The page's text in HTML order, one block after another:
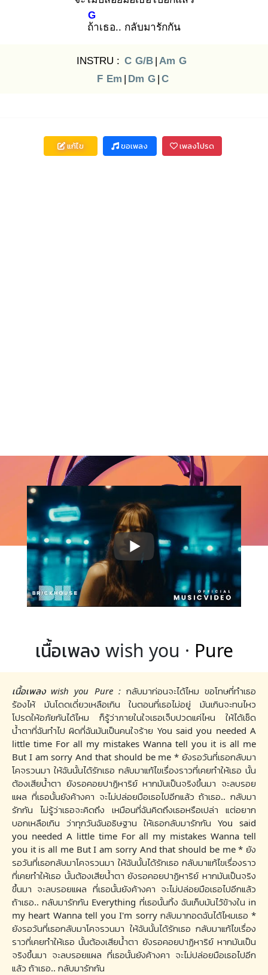
ถ้า
G
เธอ.. กลับมารักกัน
INSTRU : C G/B | Am G
F Em | Dm G | C
แก้ไข ขอเพลง เพลงโปรด
เนื้อเพลง wish you · Pure
เนื้อเพลง wish you Pure : กลับมาก่อนจะได้ไหม ขอโทษที่ทำเธอ
ร้องไห้ มันโดดเดี่ยวเหลือเกิน ในตอนที่เธอไม่อยู่ มันเกินจะทนไหว
โปรดให้อภัยกันได้ไหม ก็รู้ว่าภายในใจเธอเจ็บปวดแค่ไหน ให้ได้เช็ด
น้ำตาที่ฉันทำไป ผิดที่ฉันมันเป็นคนใจร้าย You said you needed A
little time For all my mistakes Wanna tell you it is all me
But I am sorry And that should be me * ยังรอวันที่เธอกลับมา
โคจรวนมา ให้ฉันนั้นได้รักเธอ กลับมาแก้ไขเรื่องราวที่เคยทำให้เธอ นั้น
ต้องเสียน้ำตา ยังรอคอยปาฏิหาริย์ หากมันเป็นจริงขึ้นมา จะลบรอย
แผล ที่เธอนั้นยังค้างคา จะไม่ปล่อยมือเธอไปอีกแล้ว ถ้าเธอ.. กลับมา
รักกัน ไม่รู้ว่าเธอจะคิดถึง เหมือนที่ฉันคิดถึงเธอหรือเปล่า แต่อยาก
บอกเหลือเกิน ว่าทุกวันฉันอธิษฐาน ให้เธอกลับมารักกัน You said
you needed A little time For all my mistakes Wanna tell
you it is all me But I am sorry And that should be me * ยัง
รอวันที่เธอกลับมาโคจรวนมา ให้ฉันนั้นได้รักเธอ กลับมาแก้ไขเรื่องราว
ที่เคยทำให้เธอ นั้นต้องเสียน้ำตา ยังรอคอยปาฏิหาริย์ หากมันเป็นจริง
ขึ้นมา จะลบรอยแผล ที่เธอนั้นยังค้างคา จะไม่ปล่อยมือเธอไปอีกแล้ว
ถ้าเธอ.. กลับมารักกัน Everything ที่เธอนั้นทิ้ง ฉันเก็บมันไว้ข้างใน in
my heart Wanna tell you I'm sorry กลับมากอดฉันได้ไหมเธอ *
ยังรอวันที่เธอกลับมาโคจรวนมา ให้ฉันนั้นได้รักเธอ กลับมาแก้ไขเรื่อง
ราวที่เคยทำให้เธอ นั้นต้องเสียน้ำตา ยังรอคอยปาฏิหาริย์ หากมันเป็น
จริงขึ้นมา จะลบรอยแผล ที่เธอนั้นยังค้างคา จะไม่ปล่อยมือเธอไปอีก
แล้ว ถ้าเธอ.. กลับมารักกัน